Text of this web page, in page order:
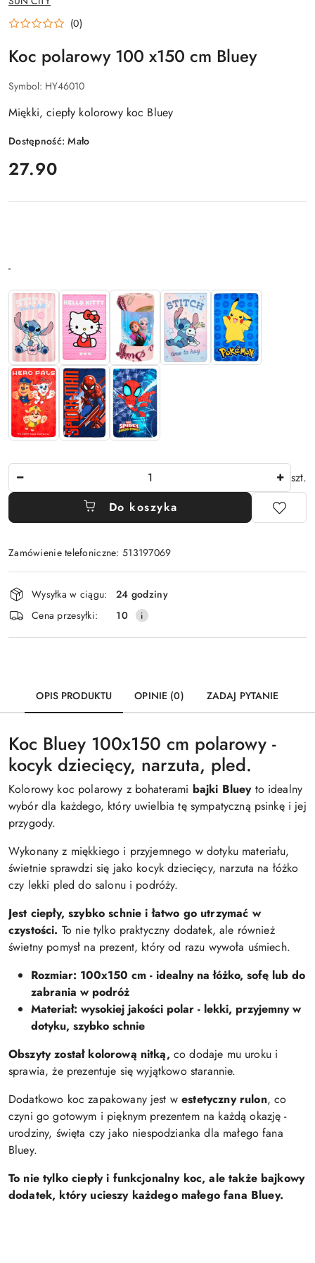
PRODUCENTA:
(0)
Koc polarowy 100 x150 cm Bluey
Symbol: HY46010
Miękki, ciepły kolorowy koc Bluey
Dostępność:Mało
cena:
27.90
Wariant
-
szt.
Do koszyka
Zamówienie telefoniczne: 513197069
Dostępność
i
dostawa
Wysyłka w ciągu:
24 godziny
Cena przesyłki:
10
OPIS PRODUKTU OPINIE (0) ZADAJ PYTANIE
Koc Bluey 100x150 cm polarowy -
kocyk dziecięcy, narzuta, pled.
Kolorowy koc polarowy z bohaterami bajki Bluey to idealny
wybór dla każdego, który uwielbia tę sympatyczną psinkę i jej
przygody.
Wykonany z miękkiego i przyjemnego w dotyku materiału,
świetnie sprawdzi się jako kocyk dziecięcy, narzuta na łóżko
czy lekki pled do salonu i podróży.
Jest ciepły, szybko schnie i łatwo go utrzymać w
czystości. To nie tylko praktyczny dodatek, ale również
świetny pomysł na prezent, który od razu wywoła uśmiech.
Rozmiar: 100x150 cm - idealny na łóżko, sofę lub do
zabrania w podróż
Materiał: wysokiej jakości polar - lekki, przyjemny w
dotyku, szybko schnie
Obszyty został kolorową nitką, co dodaje mu uroku i
sprawia, że prezentuje się wyjątkowo starannie.
Dodatkowo koc zapakowany jest westetyczny rulon, co
czyni go gotowym i pięknym prezentem na każdą okazję -
urodziny, święta czy jako niespodzianka dla małego fana
Bluey.
To nie tylko ciepły i funkcjonalny koc, ale także bajkowy
dodatek, który ucieszy każdego małego fana Bluey.